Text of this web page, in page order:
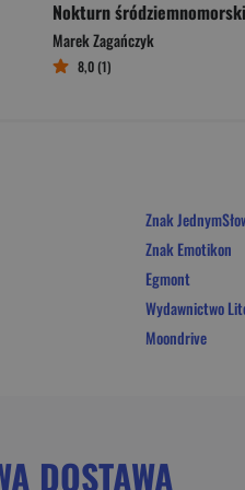
Nokturn śródziemnomorski
Marek Zagańczyk
8,0 (1)
Znak
Znak Emotikon
Egmont
Wydawnictwo
Moondrive
DOSTAWA